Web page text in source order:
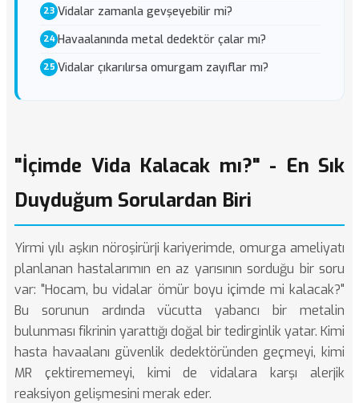
Vidalar zamanla gevşeyebilir mi?
Havaalanında metal dedektör çalar mı?
Vidalar çıkarılırsa omurgam zayıflar mı?
"İçimde Vida Kalacak mı?" - En Sık
Duyduğum Sorulardan Biri
Yirmi yılı aşkın nöroşirürji kariyerimde, omurga ameliyatı
planlanan hastalarımın en az yarısının sorduğu bir soru
var: "Hocam, bu vidalar ömür boyu içimde mi kalacak?"
Bu sorunun ardında vücutta yabancı bir metalin
bulunması fikrinin yarattığı doğal bir tedirginlik yatar. Kimi
hasta havaalanı güvenlik dedektöründen geçmeyi, kimi
MR çektirememeyi, kimi de vidalara karşı alerjik
reaksiyon gelişmesini merak eder.